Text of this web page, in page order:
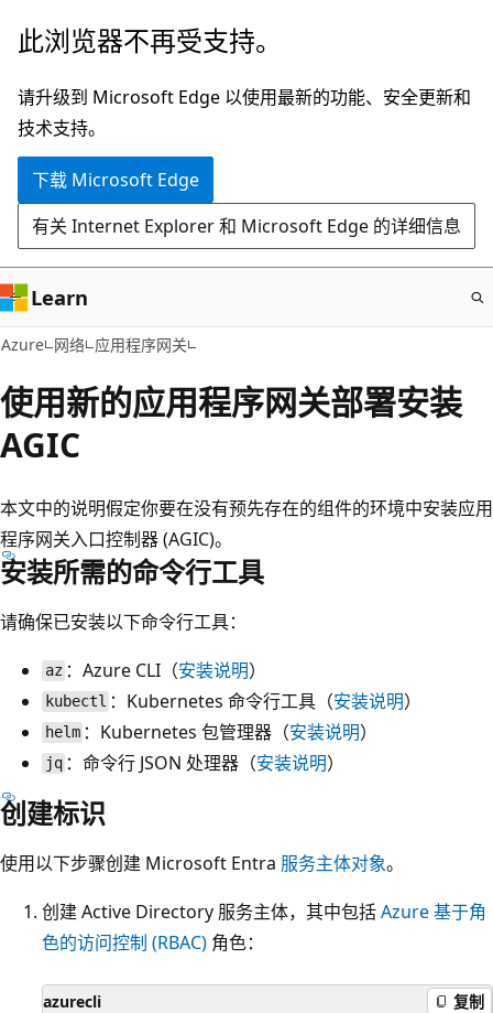
跳
主
要
内
此浏览器不再受支持。
请升级到 Microsoft Edge 以使用最新的功能、安全更新和
技术支持。
下载 Microsoft Edge
有关 Internet Explorer 和 Microsoft Edge 的详细信息
Learn
Azure 网络 应用程序网关
使用新的应用程序网关部署安装
AGIC
本文中的说明假定你要在没有预先存在的组件的环境中安装应用
程序网关入口控制器 (AGIC)。
安装所需的命令行工具
请确保已安装以下命令行工具：
az ：Azure CLI（安装说明）
kubectl ：Kubernetes 命令行工具（安装说明）
helm ：Kubernetes 包管理器（安装说明）
jq ：命令行 JSON 处理器（安装说明）
创建标识
使用以下步骤创建 Microsoft Entra 服务主体对象。
创建 Active Directory 服务主体，其中包括Azure 基于角
色的访问控制 (RBAC) 角色：
azurecli 复制